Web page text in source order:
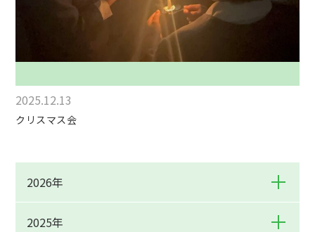
2025.12.13
クリスマス会
2026年
2025年